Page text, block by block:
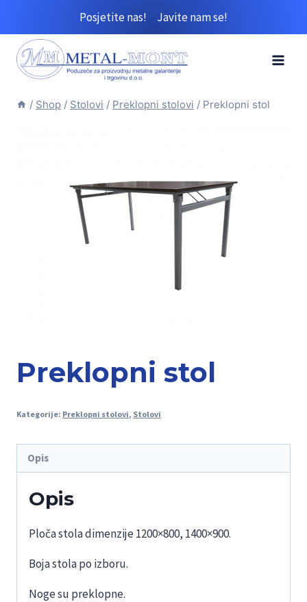
content
Posjetite nas! Javite nam se!
/ Shop / Stolovi / Preklopni stolovi / Preklopni stol
Preklopni stol
Kategorije: Preklopni stolovi, Stolovi
Opis
Opis
Ploča stola dimenzije 1200×800, 1400×900.
Boja stola po izboru.
Noge su preklopne.